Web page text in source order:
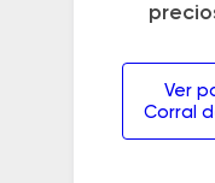
Ver
Corral